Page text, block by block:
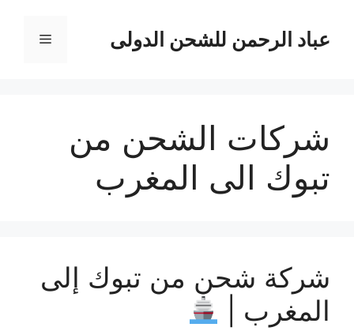
المحتوىعباد الرحمن للشحن الدولى القائمة
شركات الشحن من
تبوك الى المغرب
شركة شحن من تبوك إلى
المغرب |